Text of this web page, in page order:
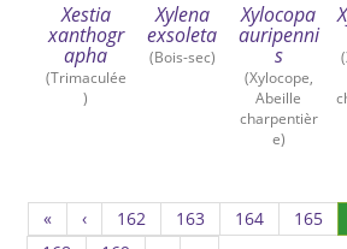
Xestia
xanthogr
apha
(Trimaculée
)
Xylena
exsoleta
(Bois-sec)
Xylocopa
auripenni
s
(Xylocope,
Abeille
charpentièr
e)
« ‹ 162 Page
162
163Page
163
164Page
164
165